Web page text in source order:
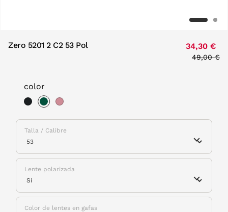
Zero 5201 2 C2 53 Pol 34,30 €
Price
49,00 €
color
Talla / Calibre
Lente polarizada
Color de lentes en gafas